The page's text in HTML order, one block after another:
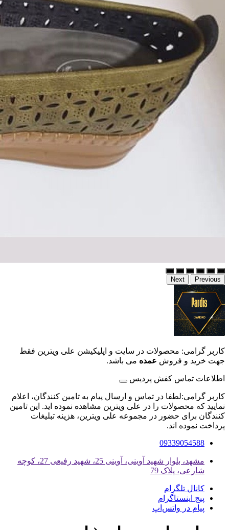
Previous
Next
کاربر گرامی: محصولات در سایت و اپلیکیشن علی ویترین فقط
جهت خرید و فروش عمده می باشد.
اطلاعات تماس کفش پردیس
کاربر گرامی:لطفا در تماس و ارسال پیام به تامین کنندگان، اعلام
نمایید که محصولات را در علی ویترین مشاهده نموده اید. این تامین
کنندگان برای حضور در مجموعه علی ویترین، هزینه تبلیغات
پرداخت نموده اند.
09339054588
مشهد، بلوار شهید آوینی، آوینی 25، شهید رفیعی 27، کوچه
شارعی، پلاک 79
کانال تلگرام
پیج اینستاگرام
پیام در واتس‌اپ